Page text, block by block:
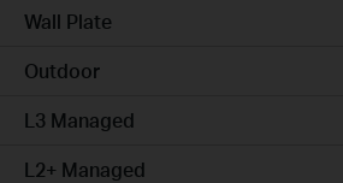
Wall Plate
Outdoor
L3 Managed
L2+ Managed